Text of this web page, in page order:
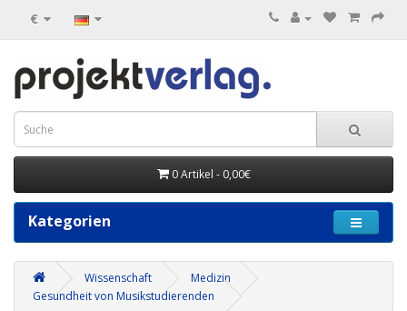
€
0 Artikel - 0,00€
Kategorien
Wissenschaft
Medizin
Gesundheit von Musikstudierenden